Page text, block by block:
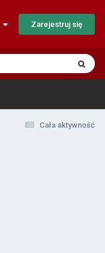
Zarejestruj się
Cała aktywność